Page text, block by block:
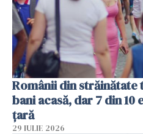
Românii din
bani acasă, dar 7 din
țară
29 IULIE 2026